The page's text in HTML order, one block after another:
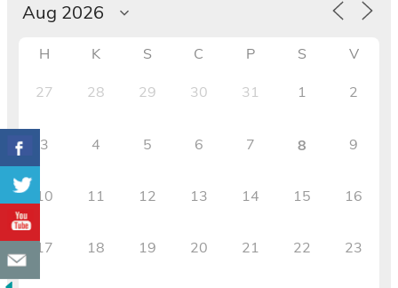
H K S C P S V
27 28 29 30 31 1 2
3 4 5 6 7 8 9
10 11 12 13 14 15 16
17 18 19 20 21 22 23